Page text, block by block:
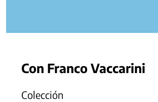
Con Franco Vaccarini
Colección